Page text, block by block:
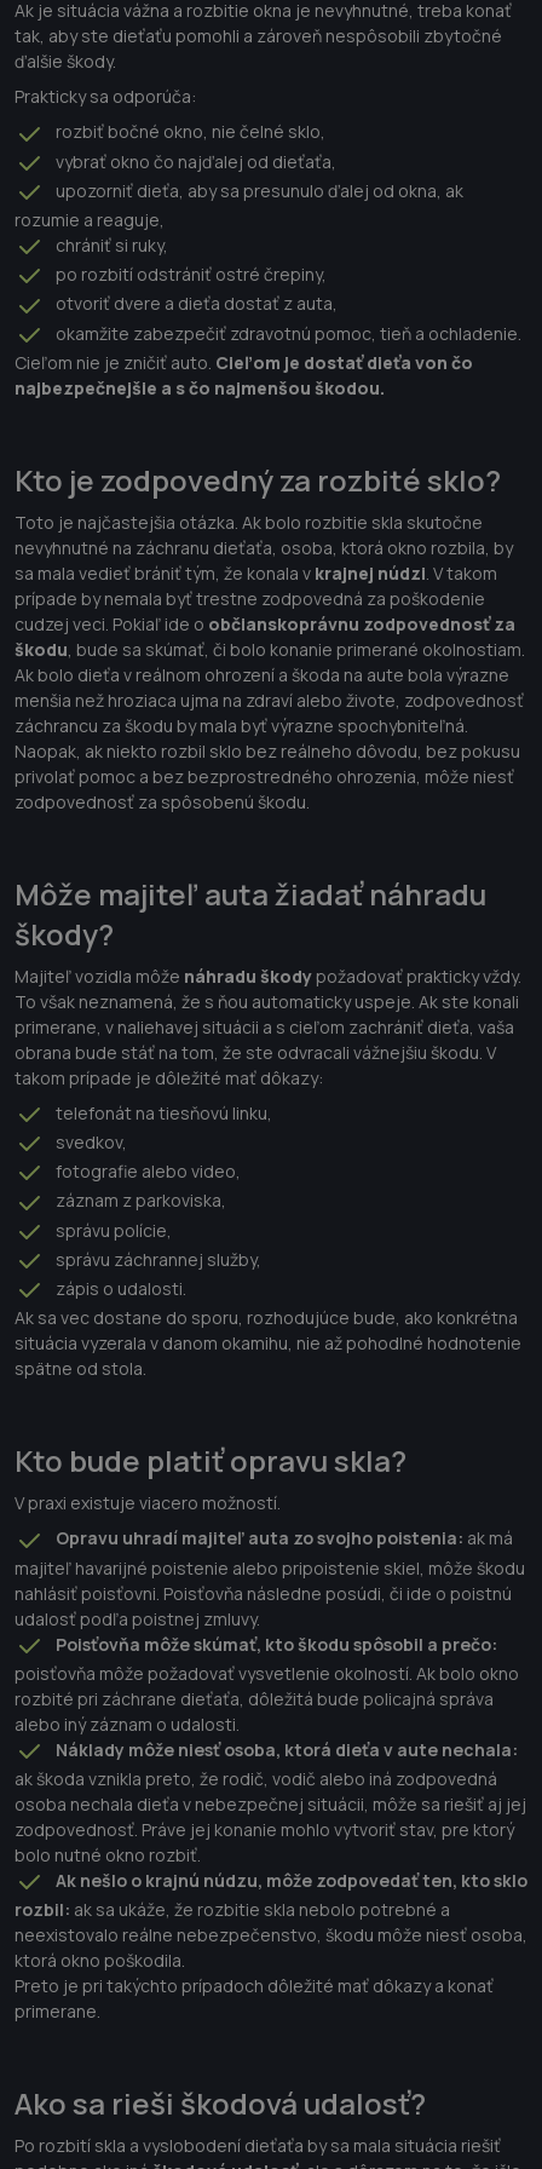
Ak je situácia vážna a rozbitie okna je nevyhnutné, treba konať
tak, aby ste dieťaťu pomohli a zároveň nespôsobili zbytočné
ďalšie škody.
Prakticky sa odporúča:
rozbiť bočné okno, nie čelné sklo,
vybrať okno čo najďalej od dieťaťa,
upozorniť dieťa, aby sa presunulo ďalej od okna, ak
rozumie a reaguje,
chrániť si ruky,
po rozbití odstrániť ostré črepiny,
otvoriť dvere a dieťa dostať z auta,
okamžite zabezpečiť zdravotnú pomoc, tieň a ochladenie.
Cieľom nie je zničiť auto. Cieľom je dostať dieťa von čo
najbezpečnejšie a s čo najmenšou škodou.
Kto je zodpovedný za rozbité sklo?
Toto je najčastejšia otázka. Ak bolo rozbitie skla skutočne
nevyhnutné na záchranu dieťaťa, osoba, ktorá okno rozbila, by
sa mala vedieť brániť tým, že konala v krajnej núdzi. V takom
prípade by nemala byť trestne zodpovedná za poškodenie
cudzej veci. Pokiaľ ide o občianskoprávnu zodpovednosť za
škodu, bude sa skúmať, či bolo konanie primerané okolnostiam.
Ak bolo dieťa v reálnom ohrození a škoda na aute bola výrazne
menšia než hroziaca ujma na zdraví alebo živote, zodpovednosť
záchrancu za škodu by mala byť výrazne spochybniteľná.
Naopak, ak niekto rozbil sklo bez reálneho dôvodu, bez pokusu
privolať pomoc a bez bezprostredného ohrozenia, môže niesť
zodpovednosť za spôsobenú škodu.
Môže majiteľ auta žiadať náhradu
škody?
Majiteľ vozidla môže náhradu škodypožadovať prakticky vždy.
To však neznamená, že s ňou automaticky uspeje. Ak ste konali
primerane, v naliehavej situácii a s cieľom zachrániť dieťa, vaša
obrana bude stáť na tom, že ste odvracali vážnejšiu škodu. V
takom prípade je dôležité mať dôkazy:
telefonát na tiesňovú linku,
svedkov,
fotografie alebo video,
záznam z parkoviska,
správu polície,
správu záchrannej služby,
zápis o udalosti.
Ak sa vec dostane do sporu, rozhodujúce bude, ako konkrétna
situácia vyzerala v danom okamihu, nie až pohodlné hodnotenie
spätne od stola.
Kto bude platiť opravu skla?
V praxi existuje viacero možností.
Opravu uhradí majiteľ auta zo svojho poistenia: ak má
majiteľ havarijné poistenie alebo pripoistenie skiel, môže škodu
nahlásiť poisťovni. Poisťovňa následne posúdi, či ide o poistnú
udalosť podľa poistnej zmluvy.
Poisťovňa môže skúmať, kto škodu spôsobil a prečo:
poisťovňa môže požadovať vysvetlenie okolností. Ak bolo okno
rozbité pri záchrane dieťaťa, dôležitá bude policajná správa
alebo iný záznam o udalosti.
Náklady môže niesť osoba, ktorá dieťa v aute nechala:
ak škoda vznikla preto, že rodič, vodič alebo iná zodpovedná
osoba nechala dieťa v nebezpečnej situácii, môže sa riešiť aj jej
zodpovednosť. Práve jej konanie mohlo vytvoriť stav, pre ktorý
bolo nutné okno rozbiť.
Ak nešlo o krajnú núdzu, môže zodpovedať ten, kto sklo
rozbil: ak sa ukáže, že rozbitie skla nebolo potrebné a
neexistovalo reálne nebezpečenstvo, škodu môže niesť osoba,
ktorá okno poškodila.
Preto je pri takýchto prípadoch dôležité mať dôkazy a konať
primerane.
Ako sa rieši škodová udalosť?
Po rozbití skla a vyslobodení dieťaťa by sa mala situácia riešiť